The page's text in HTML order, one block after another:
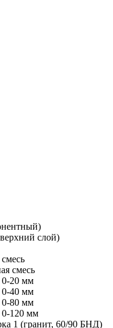
слой)
смесь
0-20 мм
0-40 мм
0-80 мм
0-120 мм
1 (гранит, 60/90 БНД)